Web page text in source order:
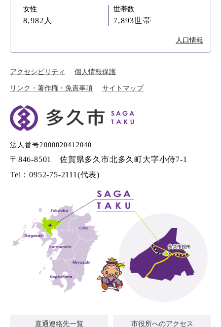
女性
8,982人
世帯数
7,893世帯
人口情報
アクセシビリティ 個人情報保護
リンク・著作権・免責事項 サイトマップ
法人番号2000020412040
〒846-8501 佐賀県多久市北多久町大字小侍7-1
Tel：0952-75-2111(代表)
直通連絡先一覧 市役所へのアクセス